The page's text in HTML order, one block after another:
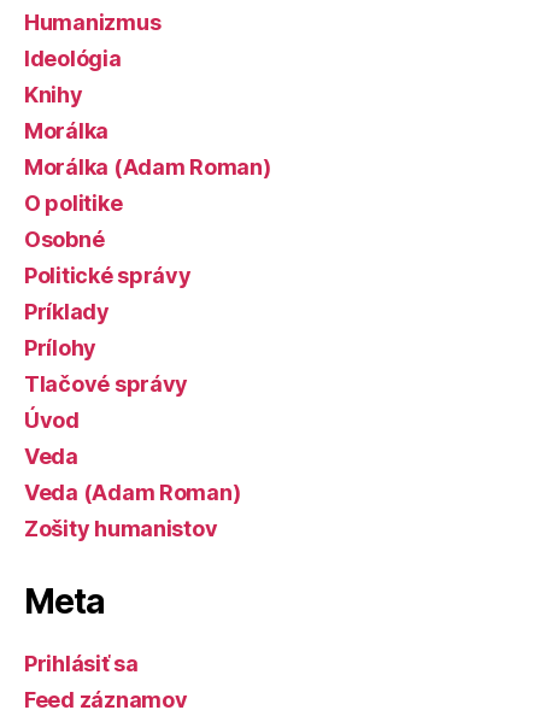
Humanizmus
Ideológia
Knihy
Morálka
Morálka (Adam Roman)
O politike
Osobné
Politické správy
Príklady
Prílohy
Tlačové správy
Úvod
Veda
Veda (Adam Roman)
Zošity humanistov
Meta
Prihlásiť sa
Feed záznamov